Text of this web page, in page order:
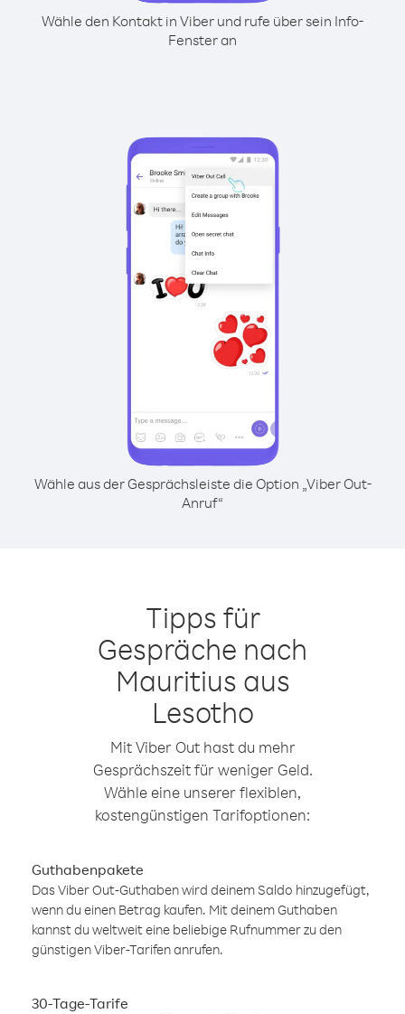
Wähle den Kontakt in Viber und rufe über sein Info-
Fenster an
Wähle aus der Gesprächsleiste die Option „Viber Out-
Anruf“
Tipps für
Gespräche nach
Mauritius aus
Lesotho
Mit Viber Out hast du mehr
Gesprächszeit für weniger Geld.
Wähle eine unserer flexiblen,
kostengünstigen Tarifoptionen:
Guthabenpakete
Das Viber Out-Guthaben wird deinem Saldo hinzugefügt,
wenn du einen Betrag kaufen. Mit deinem Guthaben
kannst du weltweit eine beliebige Rufnummer zu den
günstigen Viber-Tarifen anrufen.
30-Tage-Tarife